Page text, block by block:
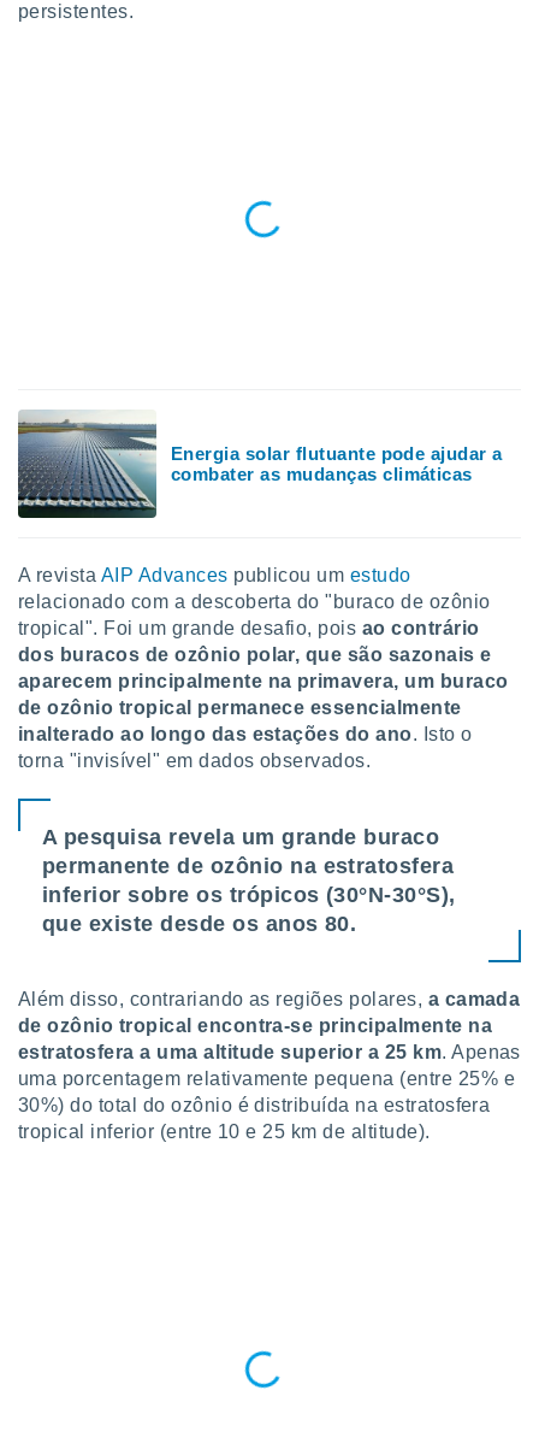
a
site
Neste
lo de
a
website,
analisar o
ou
Pode
de
ao
através
nós e
únicos
persistentes.
Energia solar flutuante pode ajudar a
combater as mudanças climáticas
A revista AIP Advances publicou um estudo
relacionado com a descoberta do "buraco de ozônio
tropical". Foi um grande desafio, pois ao contrário
dos buracos de ozônio polar, que são sazonais e
aparecem principalmente na primavera, um buraco
de ozônio tropical permanece essencialmente
inalterado ao longo das estações do ano. Isto o
torna "invisível" em dados observados.
A pesquisa revela um grande buraco
permanente de ozônio na estratosfera
inferior sobre os trópicos (30°N-30°S),
que existe desde os anos 80.
Além disso, contrariando as regiões polares, a camada
de ozônio tropical encontra-se principalmente na
estratosfera a uma altitude superior a 25 km. Apenas
uma porcentagem relativamente pequena (entre 25% e
30%) do total do ozônio é distribuída na estratosfera
tropical inferior (entre 10 e 25 km de altitude).